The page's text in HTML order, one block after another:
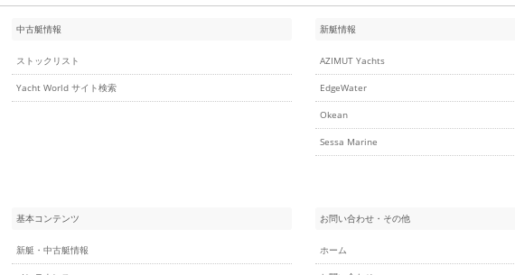
中古艇情報
ストックリスト
Yacht World サイト検索
新艇情報
AZIMUT Yachts
EdgeWater
Okean
Sessa Marine
基本コンテンツ
新艇・中古艇情報
お問い合わせ・その他
ホーム